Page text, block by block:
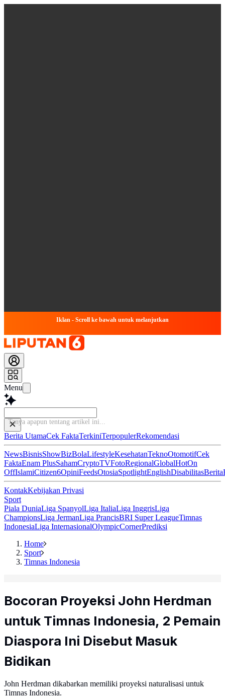
Iklan - Scroll ke bawah untuk melanjutkan
Menu
Tanya apapun
Berita UtamaCek FaktaTerkiniTerpopulerRekomendasi
NewsBisnisShowBizBolaLifestyleKesehatanTeknoOtomotifCek
FaktaEnam PlusSahamCryptoTVFotoRegionalGlobalHotOn
OffIslamiCitizen6OpiniFeedsOtosiaSpotlightEnglishDisabilitasBerita
KontakKebijakan Privasi
Sport
Piala DuniaLiga SpanyolLiga ItaliaLiga InggrisLiga
ChampionsLiga JermanLiga PrancisBRI Super LeagueTimnas
IndonesiaLiga InternasionalOlympicCornerPrediksi
Home
Sport
Timnas Indonesia
Bocoran Proyeksi John Herdman
untuk Timnas Indonesia, 2 Pemain
Diaspora Ini Disebut Masuk
Bidikan
John Herdman dikabarkan memiliki proyeksi naturalisasi untuk
Timnas Indonesia.